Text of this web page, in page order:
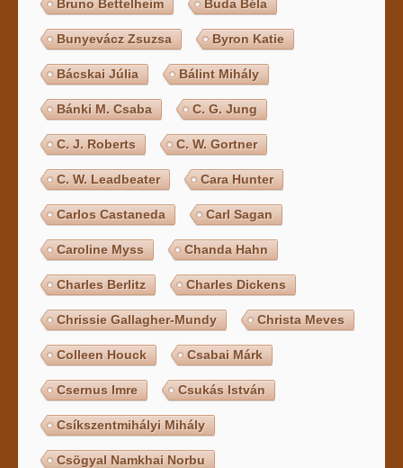
Bruno Bettelheim Buda Béla
Bunyevácz Zsuzsa Byron Katie
Bácskai Júlia Bálint Mihály
Bánki M. Csaba C. G. Jung
C. J. Roberts C. W. Gortner
C. W. Leadbeater Cara Hunter
Carlos Castaneda Carl Sagan
Caroline Myss Chanda Hahn
Charles Berlitz Charles Dickens
Chrissie Gallagher-Mundy Christa Meves
Colleen Houck Csabai Márk
Csernus Imre Csukás István
Csíkszentmihályi Mihály
Csögyal Namkhai Norbu